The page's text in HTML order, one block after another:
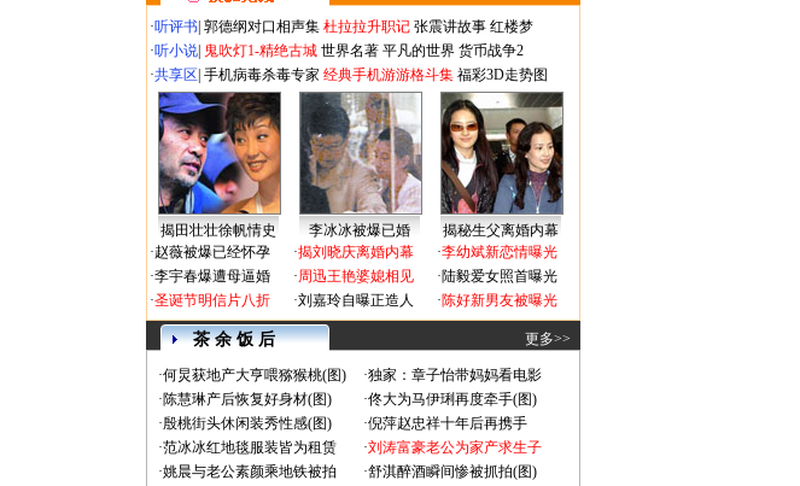
·听评书 郭德纲对口相声集 杜拉拉升职记 张震讲故事 红楼梦
·听小说 鬼吹灯1-精绝古城 世界名著 平凡的世界 货币战争2
·共享区 手机病毒杀毒专家 经典手机游游格斗集 福彩3D走势图
揭田壮壮徐帆情史 李冰冰被爆已婚
揭秘生父离婚内幕
·赵薇被爆已经怀孕
·李宇春爆遭母逼婚
·圣诞节明信片八折
·揭刘晓庆离婚内幕
·周迅王艳婆媳相见
·刘嘉玲自曝正造人
·李幼斌新恋情曝光
·陆毅爱女照首曝光
·陈好新男友被曝光
茶 余 饭 后 更多>>
·何炅获地产大亨喂猕猴桃(图) ·独家：章子怡带妈妈看电影
·陈慧琳产后恢复好身材(图) ·佟大为马伊琍再度牵手(图)
·殷桃街头休闲装秀性感(图) ·倪萍赵忠祥十年后再携手
·范冰冰红地毯服装皆为租赁 ·刘涛富豪老公为家产求生子
·姚晨与老公素颜乘地铁被拍 ·舒淇醉酒瞬间惨被抓拍(图)